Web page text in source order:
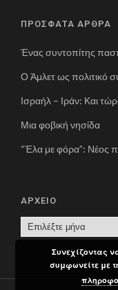
ΠΡΟΣΦΑΤΑ ΑΡΘΡΑ
Ένας συντοπίτης
Ο Άμλετ ως πολιτικό
Ισραήλ – Ιράν: Και
Μια φοβική νησίδα
“Έλα με φόρα”: Νέος
ΑΡΧΕΙΟ
Ρ
Συνεχίζοντας
συμφωνείτε με